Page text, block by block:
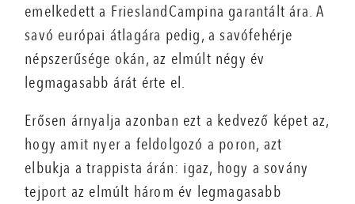
emelkedett a FrieslandCampina garantált ára. A
savó európai átlagára pedig, a savófehérje
népszerűsége okán, az elmúlt négy év
legmagasabb árát érte el.
Erősen árnyalja azonban ezt a kedvező képet az,
hogy amit nyer a feldolgozó a poron, azt
elbukja a trappista árán: igaz, hogy a sovány
tejport az elmúlt három év legmagasabb